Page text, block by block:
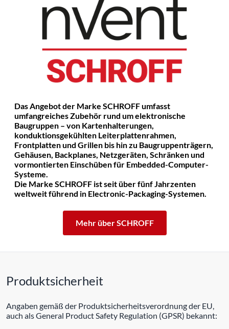
Das Angebot der Marke SCHROFF umfasst
umfangreiches Zubehör rund um elektronische
Baugruppen – von Kartenhalterungen,
konduktionsgekühlten Leiterplattenrahmen,
Frontplatten und Grillen bis hin zu Baugruppenträgern,
Gehäusen, Backplanes, Netzgeräten, Schränken und
vormontierten Einschüben für Embedded-Computer-
Systeme.
Die Marke SCHROFF ist seit über fünf Jahrzenten
weltweit führend in Electronic-Packaging-Systemen.
Mehr über SCHROFF
Produktsicherheit
Angaben gemäß der Produktsicherheitsverordnung der EU,
auch als General Product Safety Regulation (GPSR) bekannt: